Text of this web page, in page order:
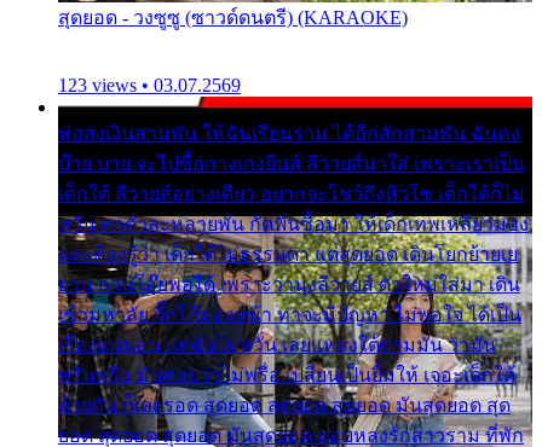
สุดยอด - วงซูซู (ซาวด์ดนตรี) (KARAOKE)
123 views • 03.07.2569
พ่อส่งเงินสามพัน ให้ฉันเรียนราม ได้อีกสักสามพัน ฉันคง
บ๊าย บาย จะไปซื้อกางเกงยีนส์ ลีวายส์มาใส่ เพราะเราเป็น
เด็กใต้ ลีวายส์อย่างเดียว อยากจะโชว์ถึงหิวโซ เด็กใต้ก็ไม่
หวั่น ตกตัวละหลายพัน กัดฟันซื้อมา ให้เด็กเทพเหลียวมอง
และต้องรู้ว่า เด็กใต้ไม่ธรรมดา แต่สุดยอด เดินโยกย้ายเย
ยวน กวนโอ๊ยพอได้ เพราะว่านุ่งลีวายส์ ตัวใหม่ใส่มา เดิน
เข้ามหาลัย จิ๊กโก๊มองหน้า ท่าจะมีปัญหา ไม่พอใจ ได้เป็น
เรื่องแน่นอน แต่ฉันไม่หวั่น เลยแหลงใต้ถามมัน ว่ามัน
พรั่นพรือ มันตอบว่าไม่พรื่อ เปลี่ยนเป็นยิ้มให้ เจอะเด็กใต้
ด้วยกัน ก็เลยรอด สุดยอด สุดยอด สุดยอด มันสุดยอด สุด
ยอด สุดยอด สุดยอด มันสุดยอด แอบหลงรักสาวราม ที่พัก